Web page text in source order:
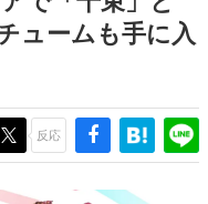
場を担う若きクリエイター達
家さんに取材し、ゲームが
チャーに与えた影響を探る企
ュームも手に入
反応